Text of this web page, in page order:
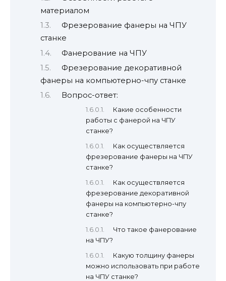
материалом
Фрезерование фанеры на ЧПУ
станке
Фанерование на ЧПУ
Фрезерование декоративной
фанеры на компьютерно-чпу станке
Вопрос-ответ:
Какие особенности
работы с фанерой на ЧПУ
станке?
Как осуществляется
фрезерование фанеры на ЧПУ
станке?
Как осуществляется
фрезерование декоративной
фанеры на компьютерно-чпу
станке?
Что такое фанерование
на ЧПУ?
Какую толщину фанеры
можно использовать при работе
на ЧПУ станке?